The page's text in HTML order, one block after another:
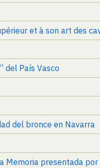
et à son art des
del País Vasco
del bronce en Navarra
Memoria presentada